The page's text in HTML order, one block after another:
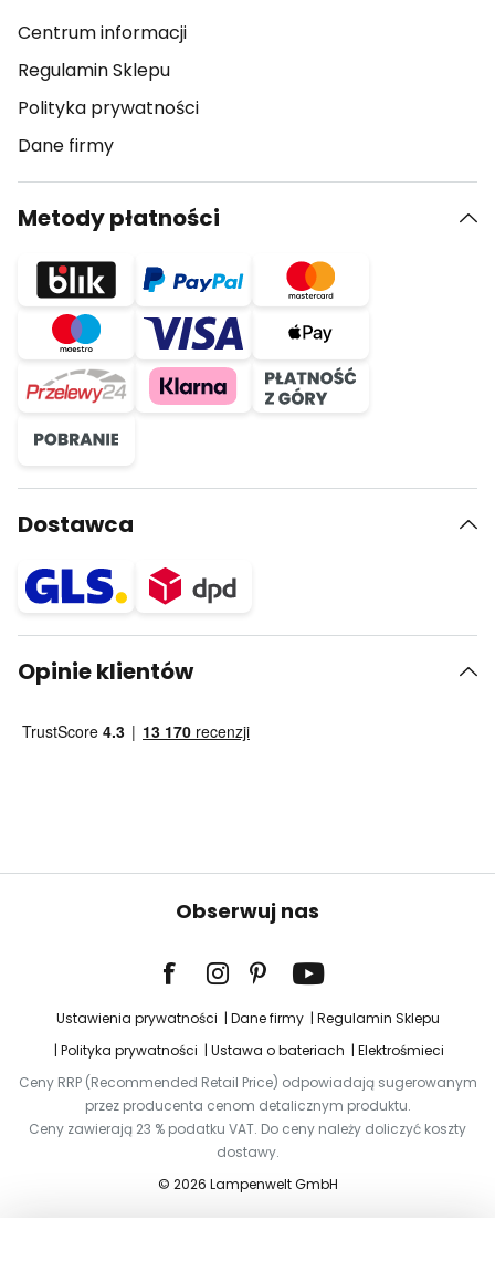
Centrum informacji
Regulamin Sklepu
Polityka prywatności
Dane firmy
Metody płatności
Dostawca
Opinie klientów
Obserwuj nas
Ustawienia prywatności Dane firmy
Regulamin Sklepu
Polityka prywatności
Ustawa o bateriach
Elektrośmieci
Ceny RRP (Recommended Retail Price) odpowiadają sugerowanym
przez producenta cenom detalicznym produktu.
Ceny zawierają 23 % podatku VAT. Do ceny należy doliczyć koszty
dostawy.
© 2026 Lampenwelt GmbH